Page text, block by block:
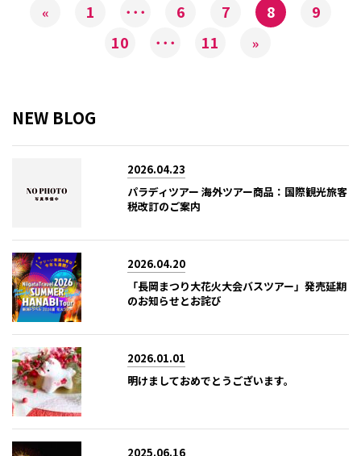
« 1 ･･･ 6 7 8
9
10
･･･ 11 »
NEW BLOG
2026.04.23
パラディツアー 海外ツアー商品：国際観光旅客
税改訂のご案内
2026.04.20
「長岡まつり大花火大会バスツアー」発売延期
のお知らせとお詫び
2026.01.01
明けましておめでとうございます。
2025.06.16